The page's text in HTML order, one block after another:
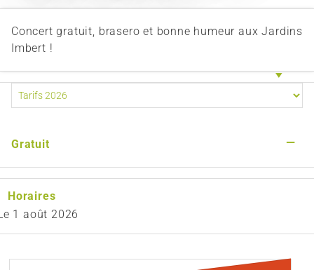
Concert gratuit, brasero et bonne humeur aux Jardins
Imbert !
Gratuit —
Horaires
1 août 2026